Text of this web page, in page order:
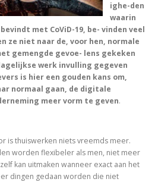
ighe-den
waarin
met CoViD-19, be- vinden veel
ze niet naar de, voor hen, normale
gemengde gevoe- lens gekeken
werk invulling gegeven
is hier een gouden kans om,
normaal gaan, de digitale
meer vorm te geven.
is thuiswerken niets vreemds meer.
worden flexibeler als men, niet meer
kan uitmaken wanneer exact aan het
dingen gedaan worden die niet